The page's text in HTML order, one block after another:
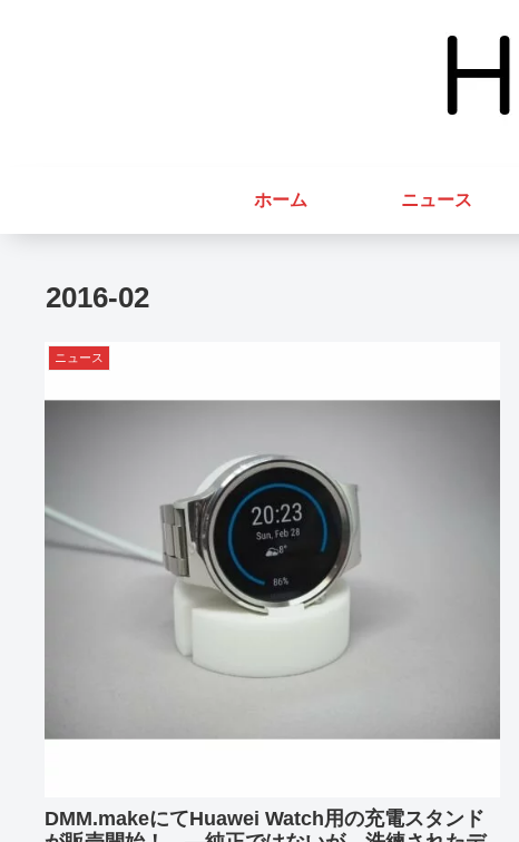
ホーム ニュース
2016-02
ニュース
DMM.makeにてHuawei Watch用の充電スタンド